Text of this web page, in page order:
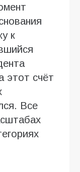
к
этот счёт
Все